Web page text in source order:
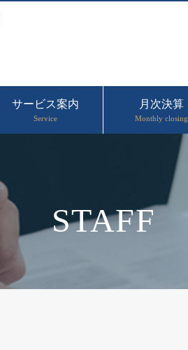
サービス案内
Service
月次決算
Monthly closing
STAFF